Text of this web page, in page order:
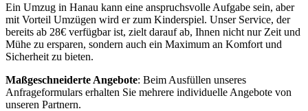
Ein Umzug in Hanau kann eine anspruchsvolle Aufgabe sein, aber
mit Vorteil Umzügen wird er zum Kinderspiel. Unser Service, der
bereits ab 28€ verfügbar ist, zielt darauf ab, Ihnen nicht nur Zeit und
Mühe zu ersparen, sondern auch ein Maximum an Komfort und
Sicherheit zu bieten.
Maßgeschneiderte Angebote: Beim Ausfüllen unseres
Anfrageformulars erhalten Sie mehrere individuelle Angebote von
unseren Partnern.